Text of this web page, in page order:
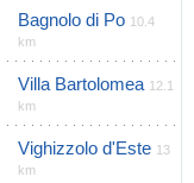
Bagnolo di Po 10.4
km
Villa Bartolomea 12.1
km
Vighizzolo d'Este 13
km